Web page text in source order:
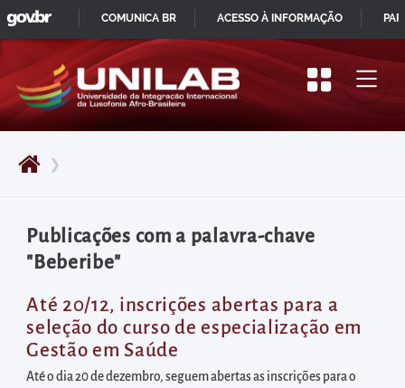
Pular
para
início
do
principal
Acessar
diretamente
o
menu
principal
Acessar
❯
Publicações com a palavra-chave
"Beberibe"
Até 20/12, inscrições abertas para a
seleção do curso de especialização em
Gestão em Saúde
Até o dia 20 de dezembro, seguem abertas as inscrições para o
IR
PARA
CONTEÚDO
GOVBR
COMUNICA BR ACESSO À INFORMAÇÃO